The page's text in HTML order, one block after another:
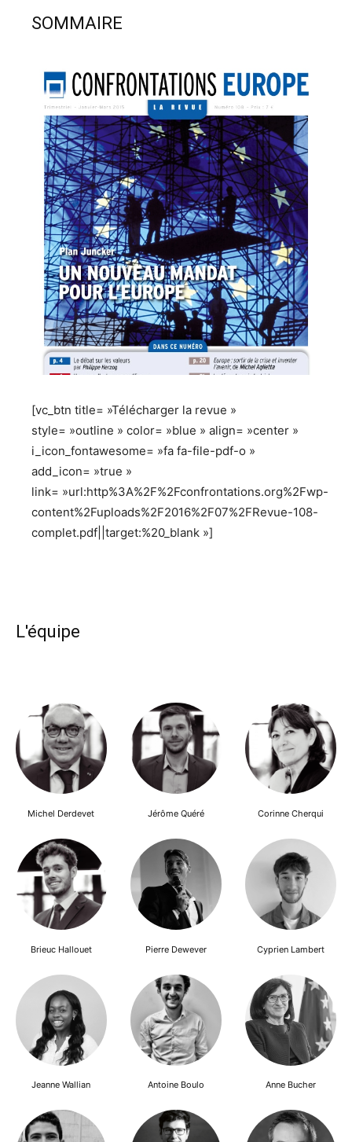
SOMMAIRE
[vc_btn title= »Télécharger la revue »
style= »outline » color= »blue » align= »center »
i_icon_fontawesome= »fa fa-file-pdf-o »
add_icon= »true »
link= »url:http%3A%2F%2Fconfrontations.org%2Fwp-
content%2Fuploads%2F2016%2F07%2FRevue-108-
complet.pdf||target:%20_blank »]
L'équipe
Michel Derdevet Jérôme Quéré Corinne Cherqui
Brieuc Hallouet Pierre Dewever Cyprien Lambert
Jeanne Wallian Antoine Boulo Anne Bucher